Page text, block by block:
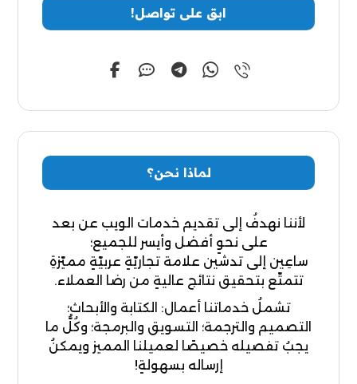
ابق على تواصل!
لماذا نحن؟
لأننا نهدفُ إلى تقديم خدمات الويب عن بعد
على نحوٍ أفضل وأيسر للجميع؛
ساعِين إلى تدشين علامة تجاريّةٍ عربيّةٍ مميّزةِ
تتمتّع بتحقيق نتائج عاليةٍ من رضا العملاء.
تشملُ خدماتنا أعمال: الكتابة والأبحاث؛
التصميم والترجمة؛ التسويق والبرمجة؛ وكُلُّ ما
يجبُ تفصيله خصيصًا لعميلنا المميز ويمكنُ
إرساله بسهولةٍ!